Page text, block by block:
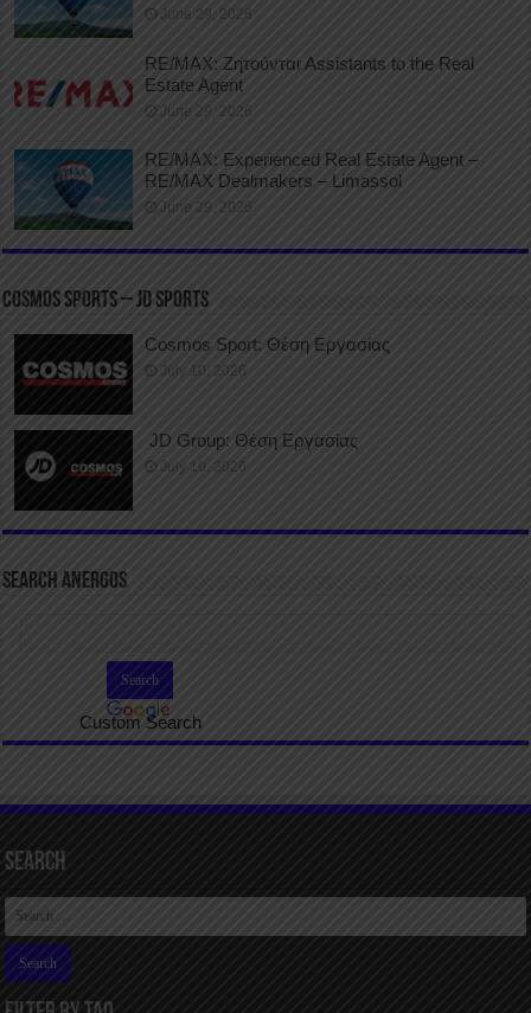
June 29, 2026
RE/MAX: Ζητούνται Assistants to the Real
Estate Agent
June 29, 2026
RE/MAX: Experienced Real Estate Agent –
RE/MAX Dealmakers – Limassol
June 29, 2026
COSMOS SPORTS – JD SPORTS
Cosmos Sport: Θέση Εργασίας
July 10, 2026
JD Group: Θέση Εργασίας
July 10, 2026
SEARCH ANERGOS
Custom Search
Search